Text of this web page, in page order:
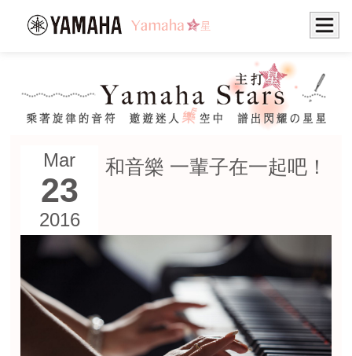
Mar
23
2016
和音樂 一輩子在一起吧！